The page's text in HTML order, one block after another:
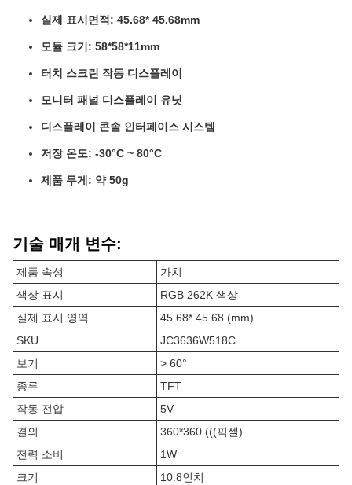
실제 표시면적: 45.68* 45.68mm
모듈 크기: 58*58*11mm
터치 스크린 작동 디스플레이
모니터 패널 디스플레이 유닛
디스플레이 콘솔 인터페이스 시스템
저장 온도: -30°C ~ 80°C
제품 무게: 약 50g
기술 매개 변수:
제품 속성
가치
색상 표시
RGB 262K 색상
실제 표시 영역
45.68* 45.68 (mm)
SKU
JC3636W518C
보기
> 60°
종류
TFT
작동 전압
5V
결의
360*360 (((픽셀)
전력 소비
1W
크기
10.8인치